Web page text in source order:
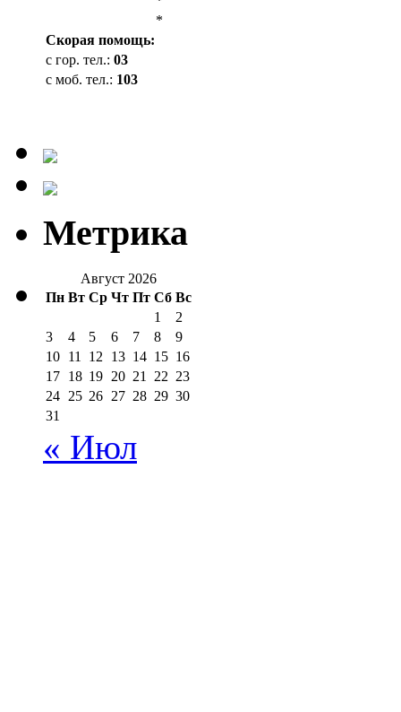
*
Cкорая помощь:
с гор. тел.: 03
с моб. тел.: 103
Метрика
Август 2026
Пн Вт Ср Чт Пт Сб Вс
1
2
3
4 5 6 7 8
9
10 11 12 13 14 15 16
17 18 19 20 21 22 23
24 25 26 27 28 29 30
31
« Июл